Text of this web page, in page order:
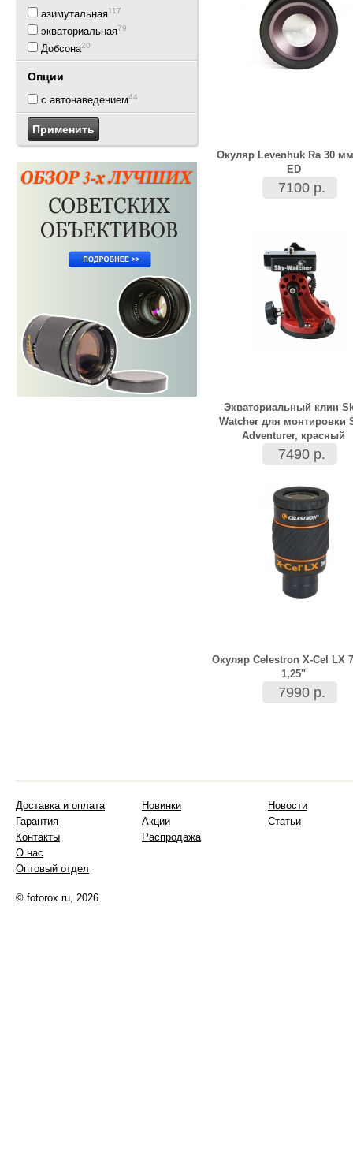
азимутальная117
экваториальная79
Добсона20
Опции
с автонаведением44
Окуляр Levenhuk Ra 30
ED
7100 р.
Экваториальный клин
Watcher для монтировки
Adventurer, красный
7490 р.
Окуляр Celestron X-Cel LX
1,25"
7990 р.
Доставка и оплата
Гарантия
Контакты
О нас
Оптовый отдел
Новинки
Акции
Распродажа
Новости
Статьи
© fotorox.ru, 2026